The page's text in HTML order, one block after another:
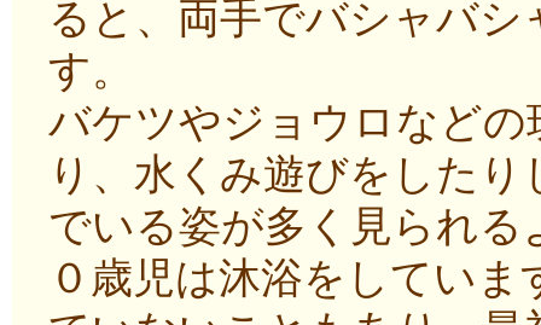
ると、両手でバシャバ
す。
バケツやジョウロなど
り、水くみ遊びをした
でいる姿が多く見られ
０歳児は沐浴をしてい